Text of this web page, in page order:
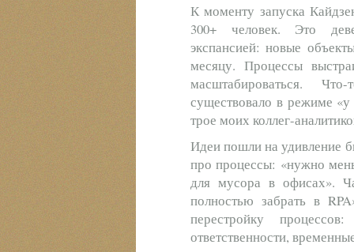
К моменту запуска
300+ человек. Это
экспансией: новые
месяцу. Процессы
масштабироваться.
существовало в режиме
трое моих коллег-
Идеи пошли на удивление
про процессы: «нужно
для мусора в офисах».
полностью забрать в
перестройку
ответственности,